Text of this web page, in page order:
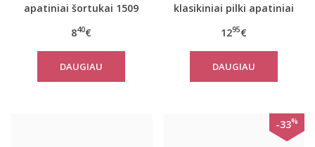
apatiniai šortukai 1509
840€
DAUGIAU
klasikiniai pilki apatiniai
1295€
DAUGIAU
-33%